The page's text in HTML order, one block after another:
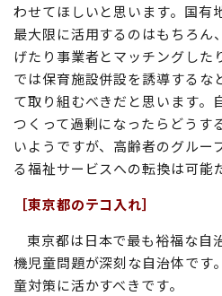
わせてほしいと思います。国有
最大限に活用するのはもちろん
げたり事業者とマッチングした
では保育施設併設を誘導するな
て取り組むべきだと思います。
つくって過剰になったらどうす
いようですが、高齢者のグルー
る福祉サービスへの転換は可能
［東京都のテコ入れ］
東京都は日本で最も裕福な自
機児童問題が深刻な自治体です
童対策に活かすべきです。